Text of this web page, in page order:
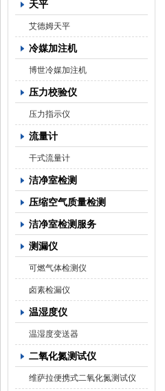
天平
艾德姆天平
冷媒加注机
博世冷媒加注机
压力校验仪
压力指示仪
流量计
干式流量计
洁净室检测
压缩空气质量检测
洁净室检测服务
测漏仪
可燃气体检测仪
卤素检漏仪
温湿度仪
温湿度变送器
二氧化氮测试仪
维萨拉便携式二氧化氮测试仪